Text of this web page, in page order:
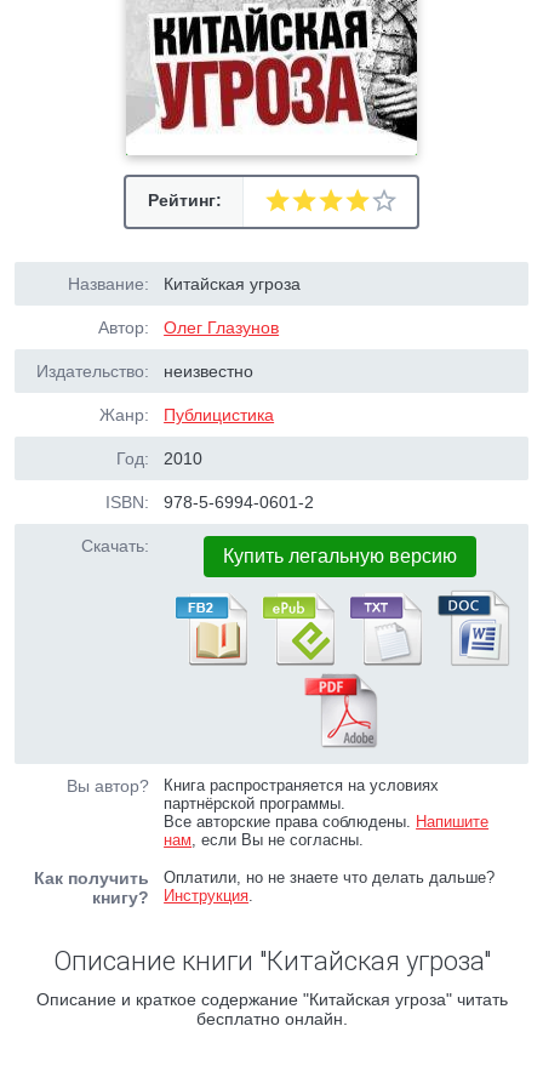
Рейтинг:
Название: Китайская угроза
Автор: Олег Глазунов
Издательство: неизвестно
Жанр: Публицистика
Год: 2010
ISBN: 978-5-6994-0601-2
Скачать: Купить легальную версию
Вы автор?
Книга распространяется на условиях
партнёрской программы.
Все авторские права соблюдены. Напишите
нам, если Вы не согласны.
Как получить
книгу?
Оплатили, но не знаете что делать дальше?
Инструкция.
Описание книги "Китайская угроза"
Описание и краткое содержание "Китайская угроза" читать
бесплатно онлайн.